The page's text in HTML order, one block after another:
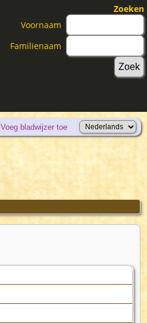
Zoeken
Voornaam:
Familienaam:
Voeg bladwijzer toe